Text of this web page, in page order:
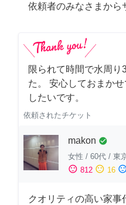
依頼者のみなさまから
限られて時間で水周り
た。 安心しておまか
したいです。
依頼されたチケット
makon check_circle
女性 / 60代 / 東
sentiment_satisfied 812 sentiment_neutral 16
クオリティの高い家事